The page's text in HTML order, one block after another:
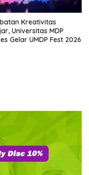
Kreativitas
Universitas MDP
Gelar UMDP Fest 2026